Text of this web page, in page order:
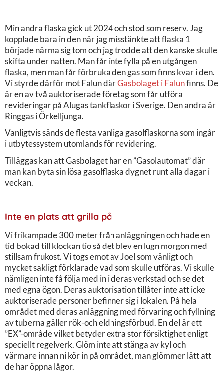
Min andra flaska gick ut 2024 och stod som reserv. Jag
kopplade bara in den när jag misstänkte att flaska 1
började närma sig tom och jag trodde att den kanske skulle
skifta under natten. Man får inte fylla på en utgången
flaska, men man får förbruka den gas som finns kvar i den.
Vi styrde därför mot Falun därGasbolaget i Falunfinns. De
är en av två auktoriserade företag som får utföra
revideringar på Alugas tankflaskor i Sverige. Den andra är
Ringgas i Örkelljunga.
Vanligtvis sänds de flesta vanliga gasolflaskorna som ingår
i utbytessystem utomlands för revidering.
Tilläggas kan att Gasbolaget har en ”Gasolautomat” där
man kan byta sin lösa gasolflaska dygnet runt alla dagar i
veckan.
Inte en plats att grilla på
Vi frikampade 300 meter från anläggningen och hade en
tid bokad till klockan tio så det blev en lugn morgon med
stillsam frukost. Vi togs emot av Joel som vänligt och
mycket sakligt förklarade vad som skulle utföras. Vi skulle
nämligen inte få följa med in i deras verkstad och se det
med egna ögon. Deras auktorisation tillåter inte att icke
auktoriserade personer befinner sig i lokalen. På hela
området med deras anläggning med förvaring och fyllning
av tuberna gäller rök-och eldningsförbud. En del är ett
”EX”-område vilket betyder extra stor försiktighet enligt
speciellt regelverk. Glöm inte att stänga av kyl och
värmare innan ni kör in på området, man glömmer lätt att
de har öppna lågor.